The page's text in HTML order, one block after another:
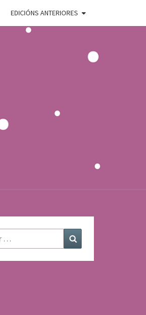
EDICIÓNS ANTERIORES